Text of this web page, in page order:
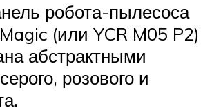
робота-пылесоса
(или YCR M05 P2)
абстрактными
розового и